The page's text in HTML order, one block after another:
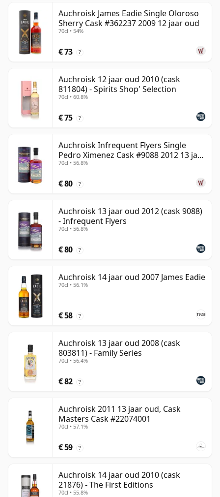
Auchroisk James Eadie Single Oloroso
Sherry Cask #362237 2009 12 jaar oud
70cl • 54%
€ 73 ?
Auchroisk 12 jaar oud 2010 (cask
811804) - Spirits Shop' Selection
70cl • 60.8%
€ 75 ?
Auchroisk Infrequent Flyers Single
Pedro Ximenez Cask #9088 2012 13 jaar
oud
70cl • 56.8%
€ 80 ?
Auchroisk 13 jaar oud 2012 (cask 9088)
- Infrequent Flyers
70cl • 56.8%
€ 80 ?
Auchroisk 14 jaar oud 2007 James Eadie
70cl • 56.1%
€ 58 ?
Auchroisk 13 jaar oud 2008 (cask
803811) - Family Series
70cl • 56.4%
€ 82 ?
Auchroisk 2011 13 jaar oud, Cask
Masters Cask #22074001
70cl • 57.1%
€ 59 ?
Auchroisk 14 jaar oud 2010 (cask
21876) - The First Editions
70cl • 55.8%